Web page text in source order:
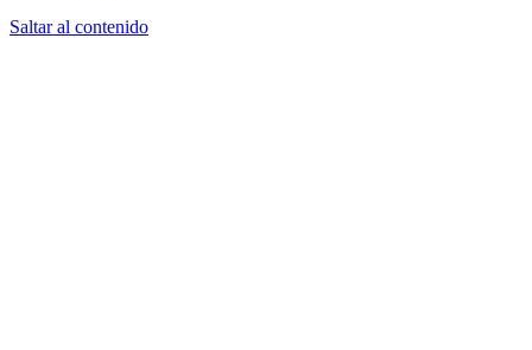
Saltar al contenido